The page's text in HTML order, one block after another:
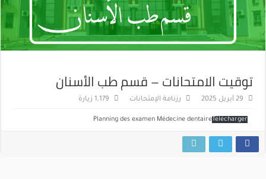
توقيت الامتحانات – قسم طب الأسنان
29 أبريل 2025 رزنامة الإمتحانات 1,179 زيارة
Planning des examen Médecine dentaireTélécharger